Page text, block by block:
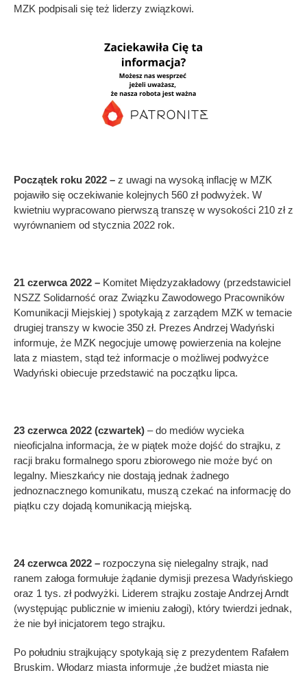
MZK podpisali się też liderzy związkowi.
Początek roku 2022 – z uwagi na wysoką inflację w MZK
pojawiło się oczekiwanie kolejnych 560 zł podwyżek. W
kwietniu wypracowano pierwszą transzę w wysokości 210 zł z
wyrównaniem od stycznia 2022 rok.
21 czerwca 2022 – Komitet Międzyzakładowy (przedstawiciel
NSZZ Solidarność oraz Związku Zawodowego Pracowników
Komunikacji Miejskiej ) spotykają z zarządem MZK w temacie
drugiej transzy w kwocie 350 zł. Prezes Andrzej Wadyński
informuje, że MZK negocjuje umowę powierzenia na kolejne
lata z miastem, stąd też informacje o możliwej podwyżce
Wadyński obiecuje przedstawić na początku lipca.
23 czerwca 2022 (czwartek) – do mediów wycieka
nieoficjalna informacja, że w piątek może dojść do strajku, z
racji braku formalnego sporu zbiorowego nie może być on
legalny. Mieszkańcy nie dostają jednak żadnego
jednoznacznego komunikatu, muszą czekać na informację do
piątku czy dojadą komunikacją miejską.
24 czerwca 2022 – rozpoczyna się nielegalny strajk, nad
ranem załoga formułuje żądanie dymisji prezesa Wadyńskiego
oraz 1 tys. zł podwyżki. Liderem strajku zostaje Andrzej Arndt
(występując publicznie w imieniu załogi), który twierdzi jednak,
że nie był inicjatorem tego strajku.
Po południu strajkujący spotykają się z prezydentem Rafałem
Bruskim. Włodarz miasta informuje ,że budżet miasta nie